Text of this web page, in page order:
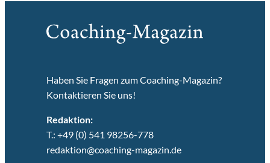
Haben Sie Fragen zum Coaching-Magazin?
Kontaktieren Sie uns!
Redaktion:
T.: +49 (0) 541 98256-778
redaktion@coaching-magazin.de